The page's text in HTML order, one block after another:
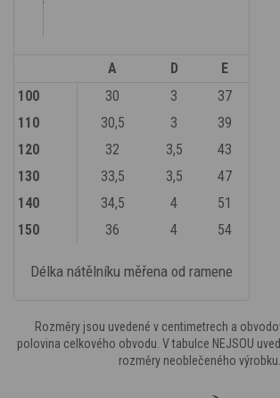
A D
E
100
30 3
37
110
30,5 3
39
120
32 3,5
43
130
33,5 3,5
47
140
34,5 4
51
150
36 4 54
Délka nátělníku měřena od ramene
Rozměry jsou uvedené v centimetrech a
polovina celkového obvodu. V tabulce NEJSOU
rozměry neoblečeného výrobku.